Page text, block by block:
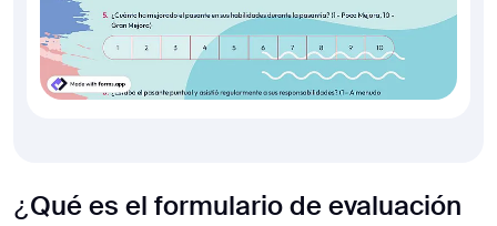
¿Qué es el formulario de evaluación